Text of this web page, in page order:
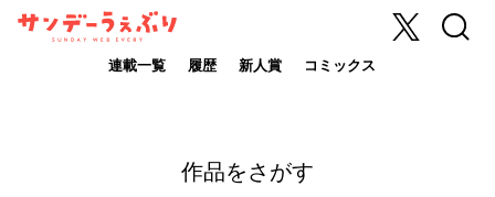
サンデーうぇ
連載一覧 履歴 新人賞 コミックス
X 検索
作品をさがす